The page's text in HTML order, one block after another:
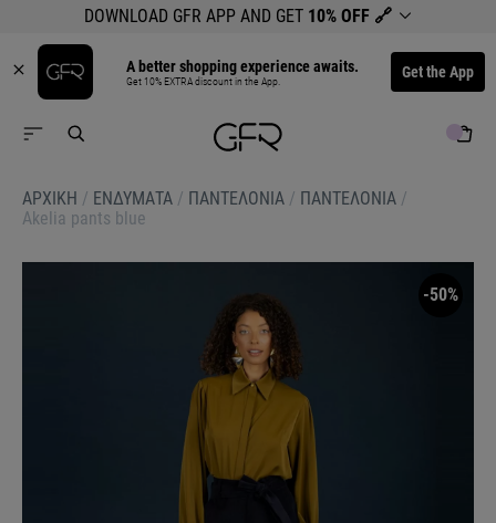
DOWNLOAD GFR APP AND GET 10% OFF 🔗
A better shopping experience awaits.
Get 10% EXTRA discount in the App. Get the App
ΑΡΧΙΚΉ / ΕΝΔΥΜΑΤΑ / ΠΑΝΤΕΛΟΝΙΑ / ΠΑΝΤΕΛΟΝΙΑ /
Akelia pants blue
-50%